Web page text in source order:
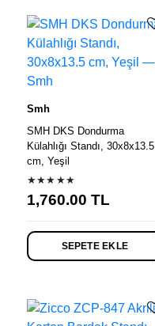
Smh
SMH DKS Dondurma
Külahlığı Standı, 30x8x13.5
cm, Yeşil
★★★★★
1,760.00 TL
SEPETE EKLE